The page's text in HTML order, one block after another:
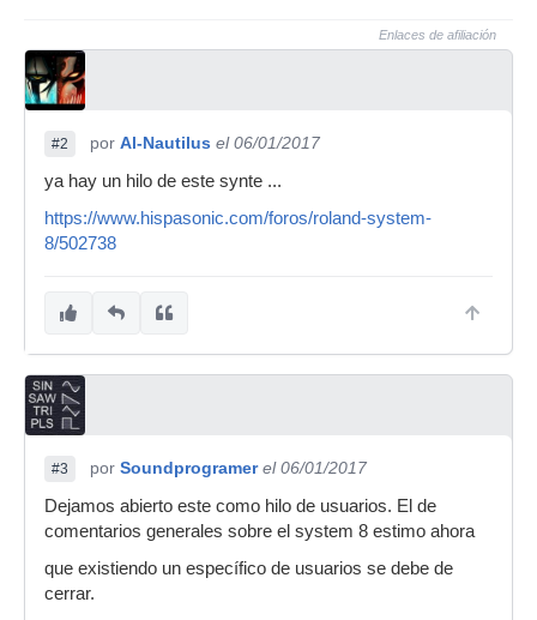
Enlaces de afiliación
#2 por Al-Nautilus el 06/01/2017
ya hay un hilo de este synte ...
https://www.hispasonic.com/foros/roland-system-
8/502738
#3 por Soundprogramer el 06/01/2017
Dejamos abierto este como hilo de usuarios. El de
comentarios generales sobre el system 8 estimo ahora
que existiendo un específico de usuarios se debe de
cerrar.